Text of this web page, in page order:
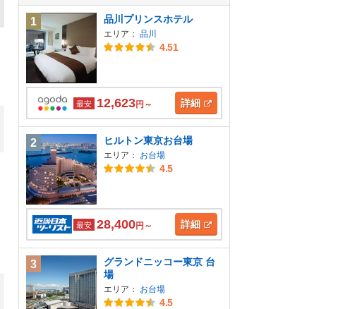
1 品川プリンスホテル
エリア： 品川
4.51
最安 12,623円～ 詳細
2 ヒルトン東京お台場
エリア： お台場
4.5
最安 28,400円～ 詳細
3
グランドニッコー東京 台
場
エリア： お台場
4.5